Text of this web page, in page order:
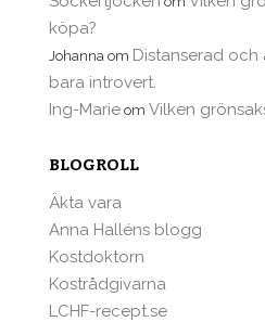
köpa?
Johanna om Distanserad och
bara introvert.
Ing-Marie om Vilken
BLOGROLL
Äkta vara
Anna Halléns blogg
Kostdoktorn
Kostrådgivarna
LCHF-recept.se